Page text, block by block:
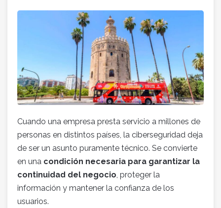
Cuando una empresa presta servicio a millones de
personas en distintos países, la ciberseguridad deja
de ser un asunto puramente técnico. Se convierte
en una condición necesaria para garantizar la
continuidad del negocio , proteger la
información y mantener la confianza de los
usuarios.